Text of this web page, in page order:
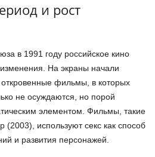
и рост
в 1991 году российское кино
На экраны начали
фильмы, в которых
не осуждаются, но порой
элементом. Фильмы, такие
(2003), используют секс как способ
и развития персонажей.